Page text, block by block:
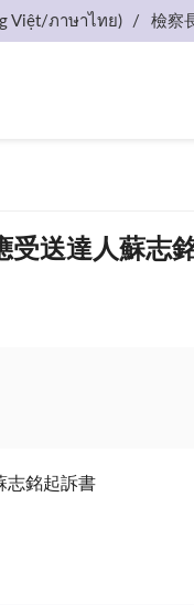
Việt/ภาษาไทย) 檢察
送達人蘇志
志銘起訴書